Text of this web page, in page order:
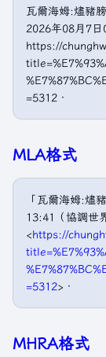
瓦爾海姆:燼豬
2026年08月7日
https://
=5312．
MLA格式
「瓦爾海姆:燼
13:41（協調世
<https://
=5312>．
MHRA格式